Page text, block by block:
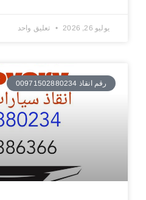
يوليو 26, 2026 تعليق واحد
رقم انقاذ 00971502880234